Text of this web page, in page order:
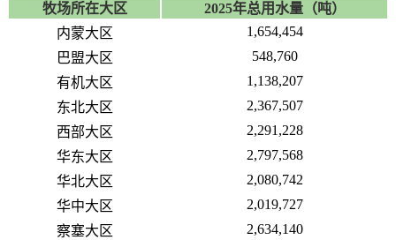
牧场所在大区
2025年总用水量（吨）
内蒙大区
1,654,454
巴盟大区
548,760
有机大区
1,138,207
东北大区
2,367,507
西部大区
2,291,228
华东大区
2,797,568
华北大区
2,080,742
华中大区
2,019,727
察塞大区
2,634,140